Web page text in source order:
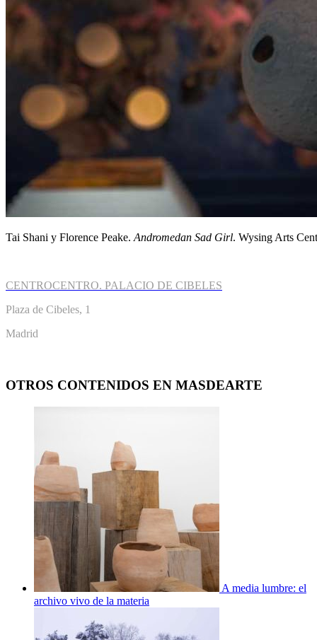
Tai Shani y Florence Peake. Andromedan Sad Girl. Wysing Arts
CENTROCENTRO. PALACIO DE CIBELES
Plaza de Cibeles, 1
Madrid
OTROS CONTENIDOS EN MASDEARTE
A media lumbre: el
archivo vivo de la materia